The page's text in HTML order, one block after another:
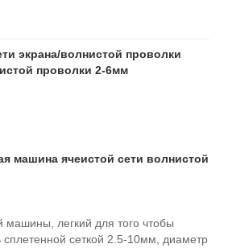
экрана/волнистой проволки
проволки 2-6мм
машина ячеистой сети волнистой
машины, легкий для того чтобы
сплетенной сеткой 2.5-10мм, диаметр